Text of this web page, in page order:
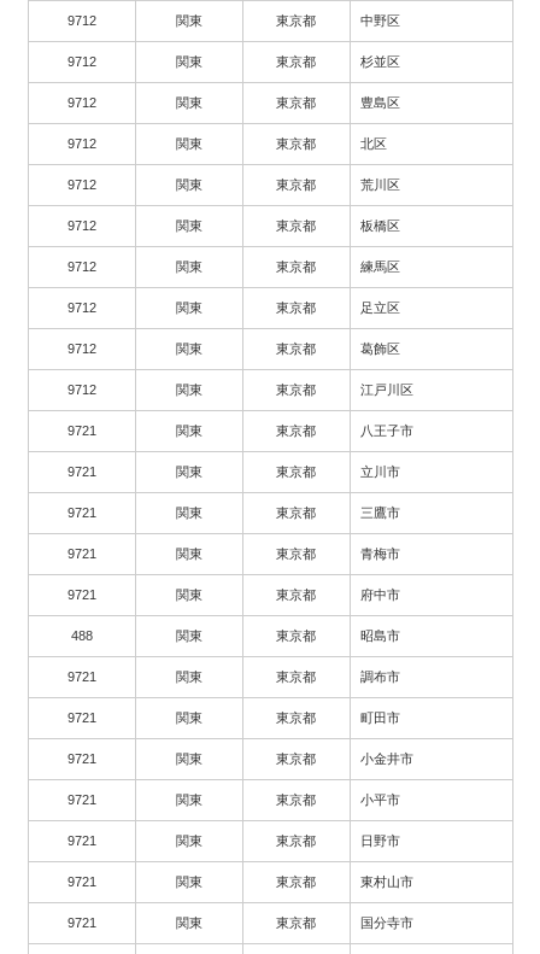
9712 関東 東京都 中野区
9712 関東 東京都 杉並区
9712 関東 東京都 豊島区
9712 関東 東京都 北区
9712 関東 東京都 荒川区
9712 関東 東京都 板橋区
9712 関東 東京都 練馬区
9712 関東 東京都 足立区
9712 関東 東京都 葛飾区
9712 関東 東京都 江戸川区
9721 関東 東京都 八王子市
9721 関東 東京都 立川市
9721 関東 東京都 三鷹市
9721 関東 東京都 青梅市
9721 関東 東京都 府中市
488 関東 東京都 昭島市
9721 関東 東京都 調布市
9721 関東 東京都 町田市
9721 関東 東京都 小金井市
9721 関東 東京都 小平市
9721 関東 東京都 日野市
9721 関東 東京都 東村山市
9721 関東 東京都 国分寺市